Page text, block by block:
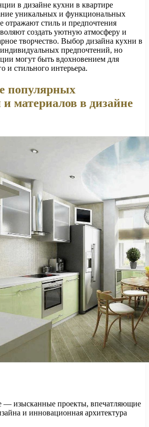
в дизайне кухни в квартире
уникальных и функциональных
отражают стиль и предпочтения
создать уютную атмосферу и
творчество. Выбор дизайна кухни в
индивидуальных предпочтений, но
могут быть вдохновением для
и стильного интерьера.
популярных
материалов в дизайне